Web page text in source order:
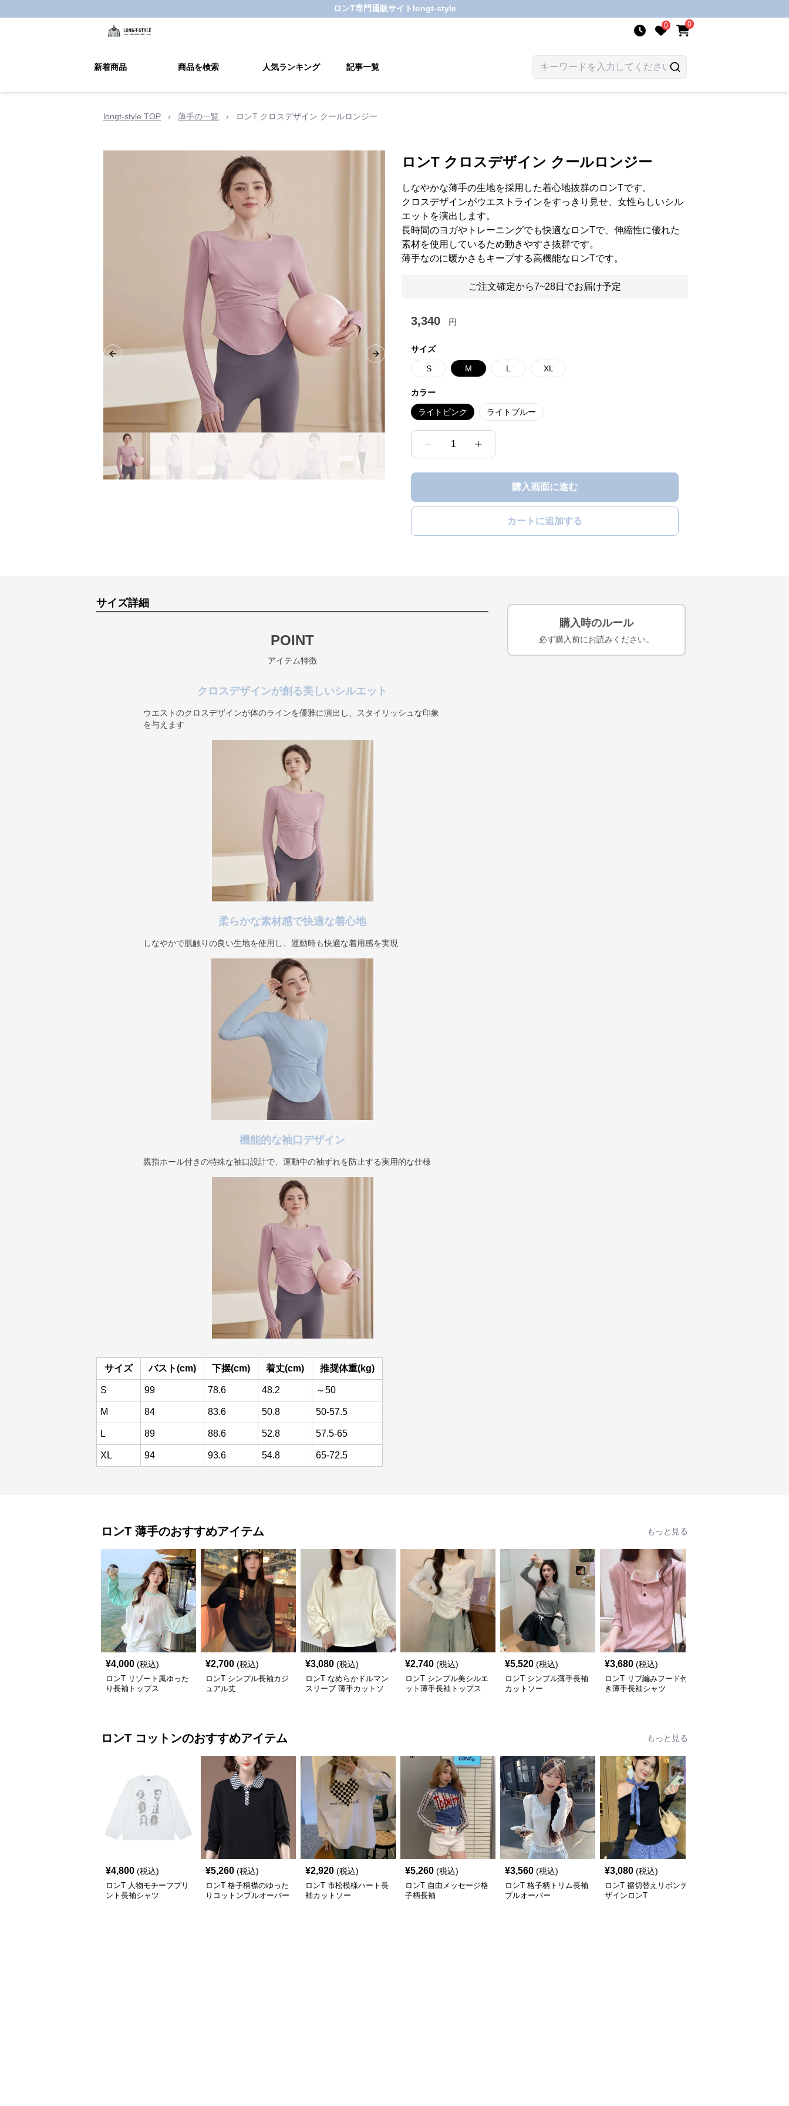
ロンT専門通販サイト longt-style
0 0
新着商品 商品を検索 人気ランキング 記事一覧
longt-style TOP › 薄手の一覧 › ロンT クロスデザイン クールロンジー
Previous slide Next slide
ロンT クロスデザイン クールロンジー
しなやかな薄手の生地を採用した着心地抜群のロンTです。
クロスデザインがウエストラインをすっきり見せ、女性らしいシル
エットを演出します。
長時間のヨガやトレーニングでも快適なロンTで、伸縮性に優れた
素材を使用しているため動きやすさ抜群です。
薄手なのに暖かさもキープする高機能なロンTです。
ご注文確定から7~28日でお届け予定
3,340 円
サイズ
S M L XL
カラー
ライトピンク ライトブルー
1
購入画面に進む
カートに追加する
サイズ詳細
POINT
アイテム特徴
クロスデザインが創る美しいシルエット
ウエストのクロスデザインが体のラインを優雅に演出し、スタイリッシュな印象
を与えます
柔らかな素材感で快適な着心地
しなやかで肌触りの良い生地を使用し、運動時も快適な着用感を実現
機能的な袖口デザイン
親指ホール付きの特殊な袖口設計で、運動中の袖ずれを防止する実用的な仕様
サイズ バスト(cm) 下摆(cm) 着丈(cm) 推奨体重(kg)
S 99 78.6 48.2 ～50
M 84 83.6 50.8 50-57.5
L 89 88.6 52.8 57.5-65
XL 94 93.6 54.8 65-72.5
購入時のルール
必ず購入前にお読みください。
ロンT 薄手のおすすめアイテム もっと見る
¥4,000 (税込)
ロンT リゾート風ゆった
り長袖トップス
¥2,700 (税込)
ロンT シンプル長袖カジ
ュアル丈
¥3,080 (税込)
ロンT なめらかドルマン
スリーブ 薄手カットソ
¥2,740 (税込)
ロンT シンプル美シルエ
ット薄手長袖トップス
¥5,520 (税込)
ロンT シンプル薄手長袖
カットソー
¥3,680 (税込)
ロンT リブ編みフード付
き薄手長袖シャツ
ロンT コットンのおすすめアイテム もっと見る
¥4,800 (税込)
ロンT 人物モチーフプリ
ント長袖シャツ
¥5,260 (税込)
ロンT 格子柄襟のゆった
りコットンプルオーバー
¥2,920 (税込)
ロンT 市松模様ハート長
袖カットソー
¥5,260 (税込)
ロンT 自由メッセージ格
子柄長袖
¥3,560 (税込)
ロンT 格子柄トリム長袖
プルオーバー
¥3,080 (税込)
ロンT 裾切替えリボンデ
ザインロンT